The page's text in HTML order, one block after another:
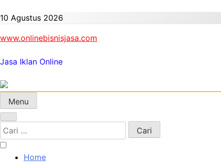
to
10 Agustus 2026
www.onlinebisnisjasa.com
Jasa Iklan Online
Menu
Cari
untuk:
Home